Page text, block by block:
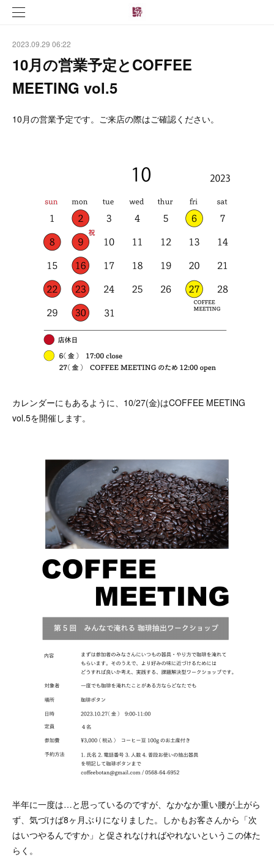
2023.09.29 06:22
10月の営業予定とCOFFEE
MEETING vol.5
10月の営業予定です。ご来店の際はご確認ください。
カレンダーにもあるように、10/27(金)はCOFFEE MEETING
vol.5を開催します。
半年に一度は…と思っているのですが、なかなか重い腰が上がら
ず、気づけば8ヶ月ぶりになりました。しかもお客さんから「次
はいつやるんですか」と促されなければやれないというこの体た
らく。